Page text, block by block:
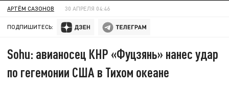
АРТЁМ САЗОНОВ 30 АПРЕЛЯ 04:46
ПОДПИШИТЕСЬ:
Sohu: авианосец КНР «Фуцзянь» нанес удар
по гегемонии США в Тихом океане